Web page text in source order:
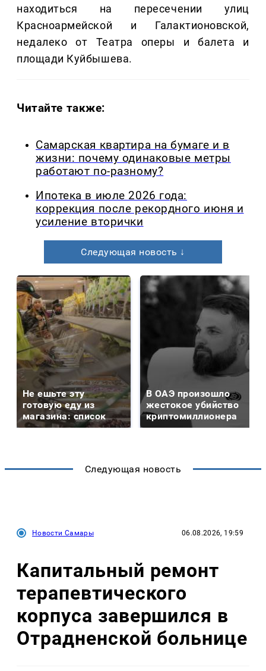
находиться на пересечении улиц
Красноармейской и Галактионовской,
недалеко от Театра оперы и балета и
площади Куйбышева.
Читайте также:
Самарская квартира на бумаге и в
жизни: почему одинаковые метры
работают по-разному?
Ипотека в июле 2026 года:
коррекция после рекордного июня и
усиление вторички
Следующая новость ↓
Не ешьте эту
готовую еду из
магазина: список
В ОАЭ произошло
жестокое убийство
криптомиллионера
Следующая новость
Новости Самары 06.08.2026, 19:59
Капитальный ремонт
терапевтического
корпуса завершился в
Отрадненской больнице